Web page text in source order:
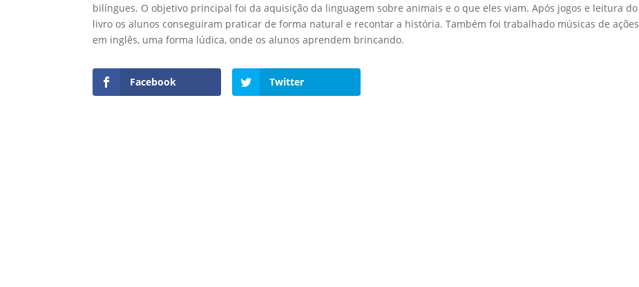
bilíngues. O objetivo principal foi da aquisição da linguagem sobre animais e o que eles viam. Após jogos e leitura do
livro os alunos conseguiram praticar de forma natural e recontar a história. Também foi trabalhado músicas de ações
em inglês, uma forma lúdica, onde os alunos aprendem brincando.
Facebook Twitter